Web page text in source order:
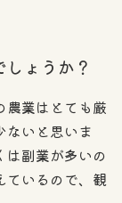
ょうか？
農業はとても厳
ないと思いま
副業が多いの
ているので、観